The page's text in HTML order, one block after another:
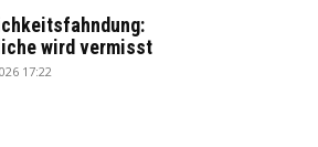
wird vermisst
17:22